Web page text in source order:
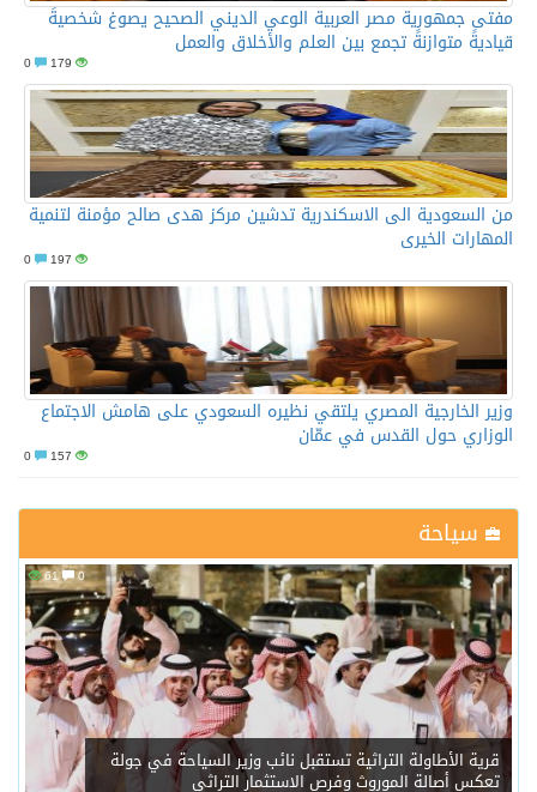
مفتى جمهورية مصر العربية الوعي الديني الصحيح يصوغ شخصيةً
قياديةً متوازنةً تجمع بين العلم والأخلاق والعمل
179
من السعودية الى الاسكندرية تدشين مركز هدى صالح مؤمنة لتنمية
المهارات الخيرى
197
وزير الخارجية المصري يلتقي نظيره السعودي على هامش الاجتماع
الوزاري حول القدس في عمّان
157
سياحة
61 0
قرية الأطاولة التراثية تستقبل نائب وزير السياحة في جولة
تعكس أصالة الموروث وفرص الاستثمار التراثي